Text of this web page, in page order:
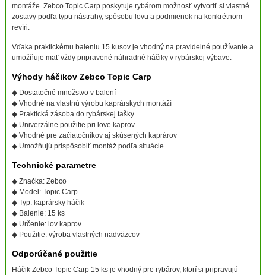
montáže. Zebco Topic Carp poskytuje rybárom možnosť vytvoriť si vlastné
zostavy podľa typu nástrahy, spôsobu lovu a podmienok na konkrétnom
revíri.
Vďaka praktickému baleniu 15 kusov je vhodný na pravidelné používanie a
umožňuje mať vždy pripravené náhradné háčiky v rybárskej výbave.
Výhody háčikov Zebco Topic Carp
◆ Dostatočné množstvo v balení
◆ Vhodné na vlastnú výrobu kaprárskych montáží
◆ Praktická zásoba do rybárskej tašky
◆ Univerzálne použitie pri love kaprov
◆ Vhodné pre začiatočníkov aj skúsených kaprárov
◆ Umožňujú prispôsobiť montáž podľa situácie
Technické parametre
◆ Značka: Zebco
◆ Model: Topic Carp
◆ Typ: kaprársky háčik
◆ Balenie: 15 ks
◆ Určenie: lov kaprov
◆ Použitie: výroba vlastných nadväzcov
Odporúčané použitie
Háčik Zebco Topic Carp 15 ks je vhodný pre rybárov, ktorí si pripravujú